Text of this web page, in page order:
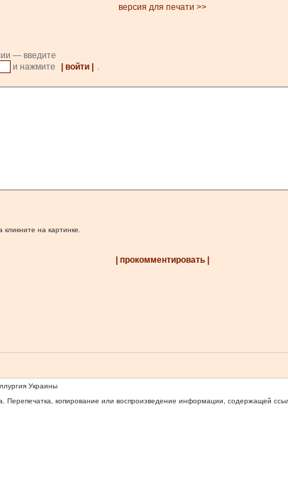
версия для печати >>
— введите
и нажмите | войти |
.
на картинке.
| прокомментировать |
Украины
Перепечатка, копирование или воспроизведение информации, содержащей